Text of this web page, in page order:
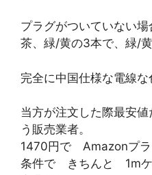
プラグがついていない場
茶、緑/黄の3本で、緑/
完全に中国仕様な電線な
当方が注文した際最安
う販売業者。
1470円で Amazonプ
条件で きちんと 1mケ